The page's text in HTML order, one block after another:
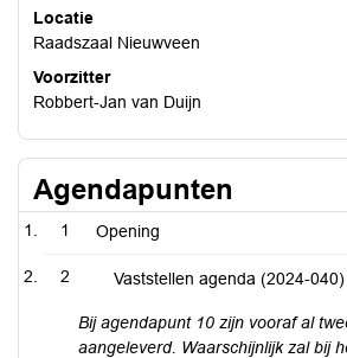
Locatie
Raadszaal Nieuwveen
Voorzitter
Robbert-Jan van Duijn
Agendapunten
1 Opening
2 Vaststellen agenda (2024-040)
Bij agendapunt 10 zijn vooraf al
aangeleverd. Waarschijnlijk zal bij